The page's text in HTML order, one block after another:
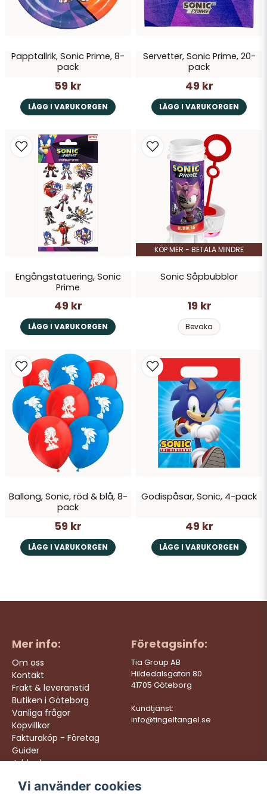
Skicka fråga
Papptallrik, Sonic Prime, 8-
pack
59 kr
LÄGG I VARUKORGEN
Servetter, Sonic Prime, 20-
pack
49 kr
LÄGG I VARUKORGEN
Engångstatuering, Sonic
Prime
49 kr
LÄGG I VARUKORGEN
KÖP MER - BETALA MINDRE
Sonic Såpbubblor
19 kr
Bevaka
Ballong, Sonic, röd & blå, 8-
pack
59 kr
LÄGG I VARUKORGEN
Godispåsar, Sonic, 4-pack
49 kr
LÄGG I VARUKORGEN
Mer info:
Om oss
Kontakt
Frakt & leveranstid
Butiken i Göteborg
Vanliga frågor
Köpvillkor
Fakturaköp - Företag
Guider
Jobba hos oss
Företagsinfo:
Tia Group AB
Hildedalsgatan 80
41705 Göteborg
Kundtjänst:
info@tingeltangel.se
Följ oss: Vi levererar:
Vi använder cookies